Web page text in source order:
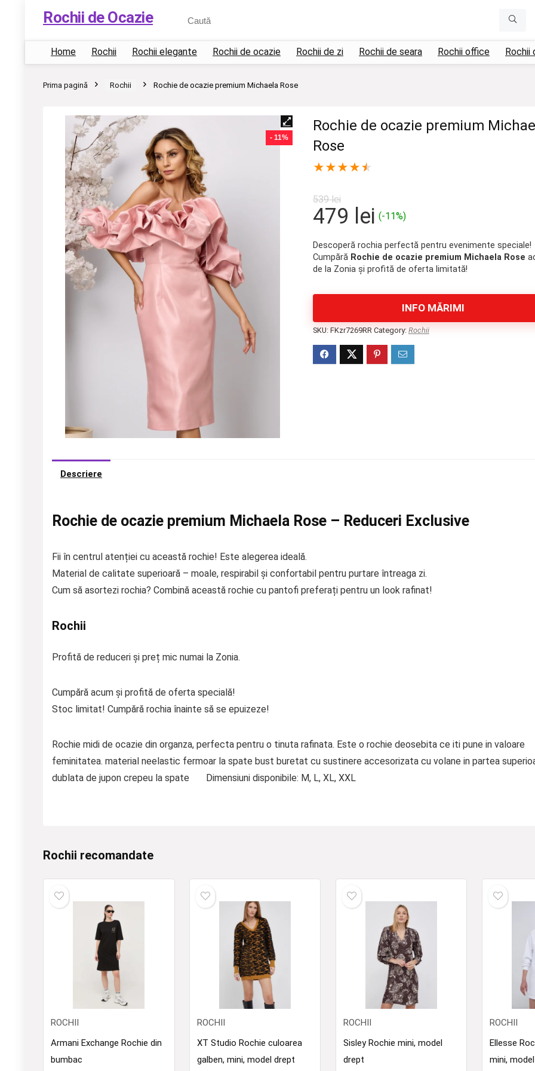
Rochii de Ocazie
Home Rochii Rochii elegante Rochii de ocazie Rochii de zi Rochii de seara Rochii office Rochii
Prima pagină Rochii Rochie de ocazie premium Michaela Rose
- 11%
Rochie de ocazie premium
Rose
★★★★★
539lei
Prețul
a
fost:
539 lei.
479 leiPrețul
este:
479 lei.
(-11%)
Descoperă rochia perfectă pentru evenimente speciale!
Cumpără Rochie de ocazie premium Michaela Rose
de la Zonia și profită de oferta limitată!
INFO MĂRIMI
SKU: FKzr7269RR Category: Rochii
Descriere
Rochie de ocazie premium Michaela Rose – Reduceri Exclusive
Fii în centrul atenției cu această rochie! Este alegerea ideală.
Material de calitate superioară – moale, respirabil și confortabil pentru purtare întreaga zi.
Cum să asortezi rochia? Combină această rochie cu pantofi preferați pentru un look rafinat!
Rochii
Profită de reduceri și preț mic numai la Zonia.
Cumpără acum și profită de oferta specială!
Stoc limitat! Cumpără rochia înainte să se epuizeze!
Rochie midi de ocazie din organza, perfecta pentru o tinuta rafinata. Este o rochie deosebita ce iti pune in valoare
feminitatea. material neelastic fermoar la spate bust buretat cu sustinere accesorizata cu volane in partea
dublata de jupon crepeu la spate Dimensiuni disponibile: M, L, XL, XXL
Rochii recomandate
ROCHII
Armani Exchange Rochie din
bumbac
ROCHII
XT Studio Rochie culoarea
galben, mini, model drept
ROCHII
Sisley Rochie mini, model
drept
ROCHII
Ellesse
mini,